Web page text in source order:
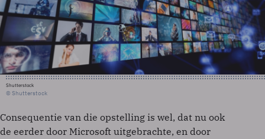
Shutterstock
© Shutterstock
Consequentie van die opstelling is wel, dat nu ook
de eerder door Microsoft uitgebrachte, en door